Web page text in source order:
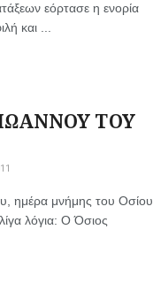
εόρτασε η ενορία
και ...
ΤΟΥ
ημέρα μνήμης του Οσίου
λόγια: Ο Όσιος